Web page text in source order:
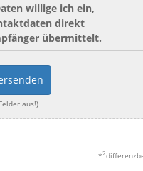
willige ich ein,
direkt
übermittelt.
aus!)
*2